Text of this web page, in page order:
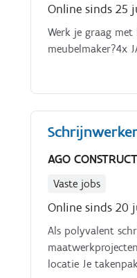
Online sinds 25
Werk je graag
meubelmaker?4x
AGO CONSTRUCT
Vaste jobs
Online sinds 20
Als polyvalent
locatie Je